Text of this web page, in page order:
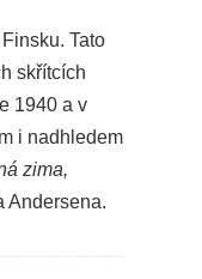
Tato
skřítcích
1940 a v
i nadhledem
zima,
Andersena.